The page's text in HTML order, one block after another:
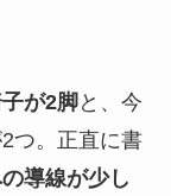
が2脚と、今
つ。正直に書
導線が少し